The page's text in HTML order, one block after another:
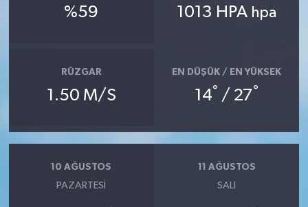
%59 1013 HPA hpa
RÜZGAR
1.50 M/S
EN DÜŞÜK / EN YÜKSEK
14° / 27°
10 AĞUSTOS
PAZARTESI
11 AĞUSTOS
SALI